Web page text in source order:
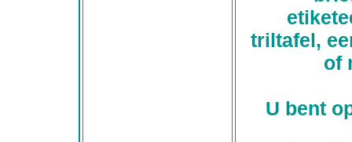
triltafel,
of
U bent